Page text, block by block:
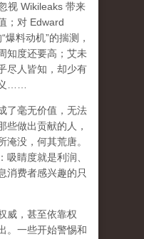
视 Wikileaks 带来
；对 Edward
料动机”的揣测，
知度还要高；艾未
尽人皆知，却少有
……
了毫无价值，无法
些做出贡献的人，
淹没，何其荒唐。
吸睛度就是利润、
消费者感兴趣的只
威，甚至依靠权
。一些开始警惕和